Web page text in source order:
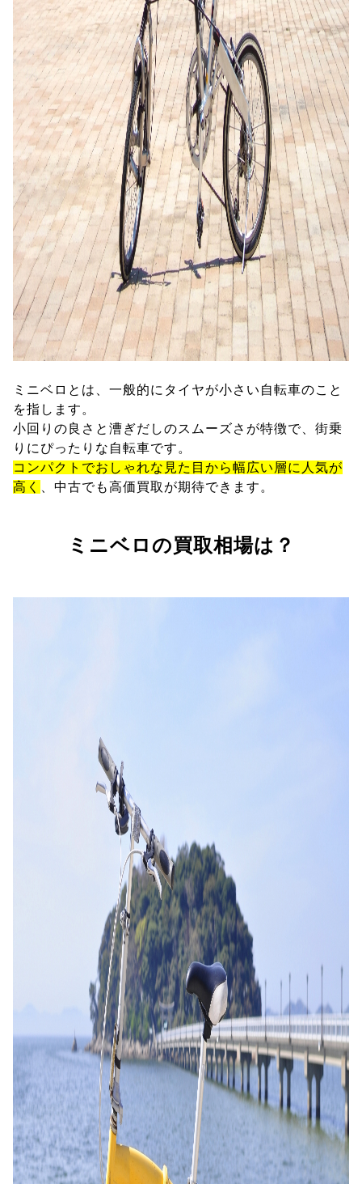
ミニベロとは、一般的にタイヤが小さい自転車のこと
を指します。
小回りの良さと漕ぎだしのスムーズさが特徴で、街乗
りにぴったりな自転車です。
コンパクトでおしゃれな見た目から幅広い層に人気が
高く
、中古でも高価買取が期待できます。
ミニベロの買取相場は？